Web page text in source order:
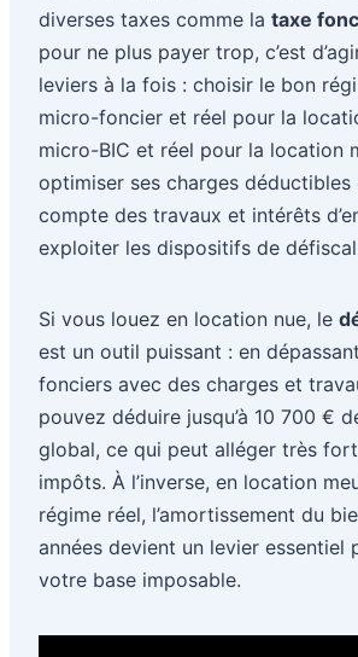
diverses taxes comme la taxe
pour ne plus payer trop, c’est
leviers à la fois : choisir le bon
micro-foncier et réel pour la
micro-BIC et réel pour la location
optimiser ses charges déductibles
compte des travaux et intérêts
exploiter les dispositifs de
Si vous louez en location nue, le
est un outil puissant : en
fonciers avec des charges et
pouvez déduire jusqu’à 10 700 €
global, ce qui peut alléger très
impôts. À l’inverse, en location
régime réel, l’amortissement du
années devient un levier essentiel
votre base imposable.